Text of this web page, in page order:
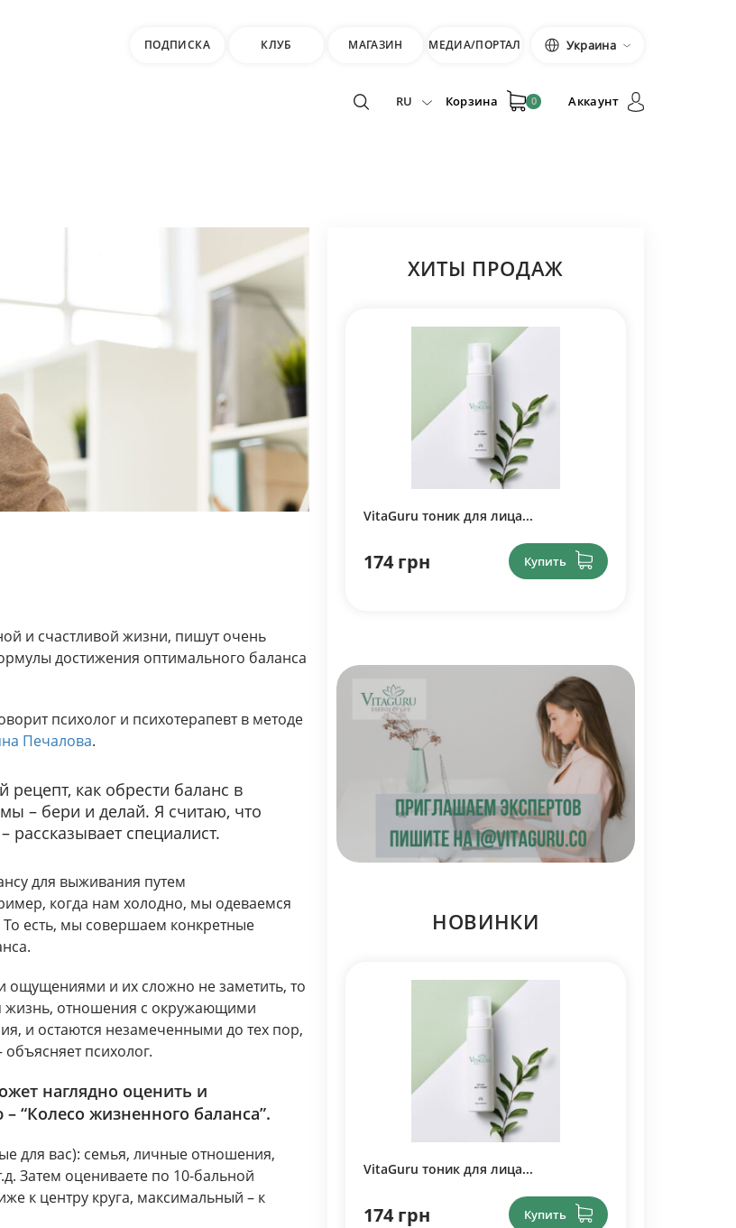
ПОДПИСКА КЛУБ МАГАЗИН МЕДИА/ПОРТАЛ Украина
RU Корзина 0 Аккаунт
и счастливой жизни, пишут очень
достижения оптимального баланса
психолог и психотерапевт в методе
Печалова.
как обрести баланс в
– бери и делай. Я считаю, что
рассказывает специалист.
для выживания путем
когда нам холодно, мы одеваемся
То есть, мы совершаем конкретные
ощущениями и их сложно не заметить, то
жизнь, отношения с окружающими
и остаются незамеченными до тех пор,
психолог.
наглядно оценить и
“Колесо жизненного баланса”.
для вас): семья, личные отношения,
Затем оцениваете по 10-бальной
к центру круга, максимальный – к
ХИТЫ ПРОДАЖ
VitaGuru тоник для лица...
174 грн Купить
НОВИНКИ
VitaGuru тоник для лица...
174 грн Купить